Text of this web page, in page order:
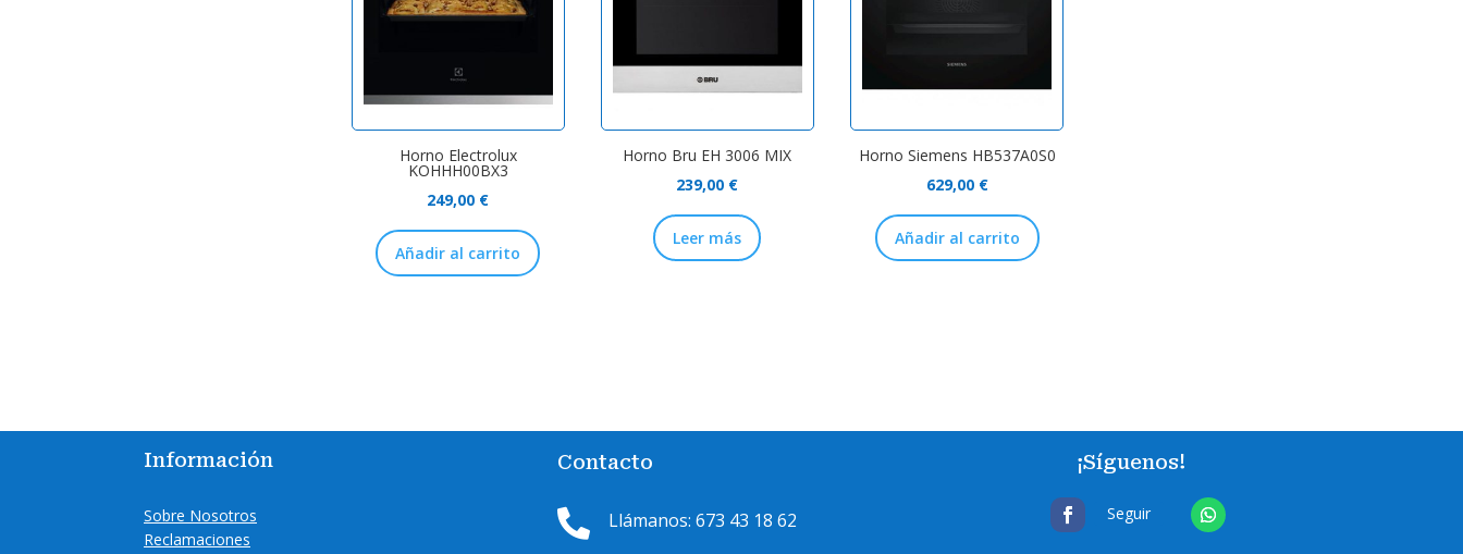
Horno Electrolux
KOHHH00BX3
249,00 €
Añadir al carrito
Horno Bru EH 3006 MIX
239,00 €
Leer más
Horno Siemens HB537A0S0
629,00 €
Añadir al carrito
Información
Sobre Nosotros
Reclamaciones
Contacto
 Llámanos: 673 43 18 62
¡Síguenos!
Seguir